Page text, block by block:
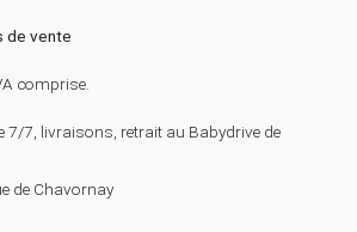
de vente
comprise.
7/7, livraisons, retrait au Babydrive de
de Chavornay